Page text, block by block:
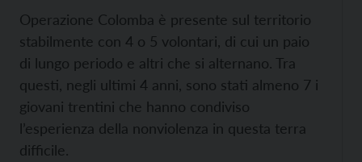
Operazione Colomba è presente sul territorio
stabilmente con 4 o 5 volontari, di cui un paio
di lungo periodo e altri che si alternano. Tra
questi, negli ultimi 4 anni, sono stati almeno 7 i
giovani trentini che hanno condiviso
l’esperienza della nonviolenza in questa terra
difficile.